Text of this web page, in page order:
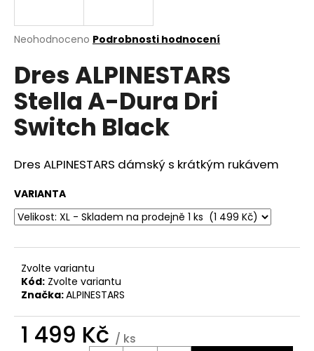
Průměrné
produktu
je
0,0
z
5
hvězdiček.
Neohodnoceno Podrobnosti hodnocení
Dres ALPINESTARS
Stella A-Dura Dri
Switch Black
Dres ALPINESTARS dámský s krátkým rukávem
VARIANTA
Zvolte variantu
Kód: Zvolte variantu
Značka:ALPINESTARS
1 499 Kč / ks
j
t
?
HLEDAT
D
o
u
č
u